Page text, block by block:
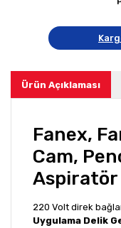
Ürün Açıklaması
Fanex,
Cam,
Aspiratör
220 Volt direk
Uygulama Delik